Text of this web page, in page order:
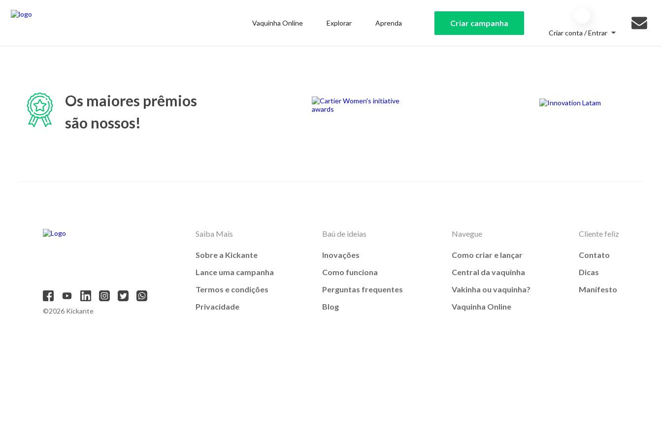
Vaquinha Online Explorar Aprenda Criar campanha
Criar conta / Entrar
Os maiores prêmios
são nossos!
©2026 Kickante
Saiba Mais
Sobre a Kickante
Lance uma campanha
Termos e condições
Privacidade
Baú de ideias
Inovações
Como funciona
Perguntas frequentes
Blog
Navegue
Como criar e lançar
Central da vaquinha
Vakinha ou vaquinha?
Vaquinha Online
Cliente feliz
Contato
Dicas
Manifesto